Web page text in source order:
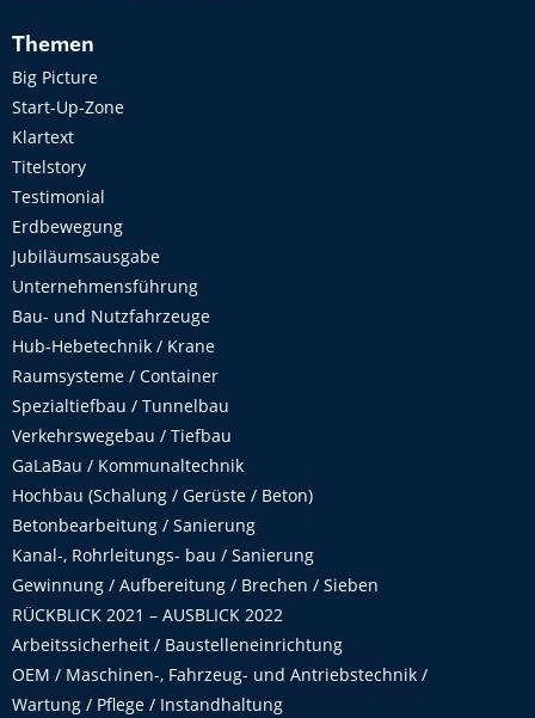
Themen
Big Picture
Start-Up-Zone
Klartext
Titelstory
Testimonial
Erdbewegung
Jubiläumsausgabe
Unternehmensführung
Bau- und Nutzfahrzeuge
Hub-Hebetechnik / Krane
Raumsysteme / Container
Spezialtiefbau / Tunnelbau
Verkehrswegebau / Tiefbau
GaLaBau / Kommunaltechnik
Hochbau (Schalung / Gerüste / Beton)
Betonbearbeitung / Sanierung
Kanal-, Rohrleitungs- bau / Sanierung
Gewinnung / Aufbereitung / Brechen / Sieben
RÜCKBLICK 2021 – AUSBLICK 2022
Arbeitssicherheit / Baustelleneinrichtung
OEM / Maschinen-, Fahrzeug- und Antriebstechnik /
Wartung / Pflege / Instandhaltung